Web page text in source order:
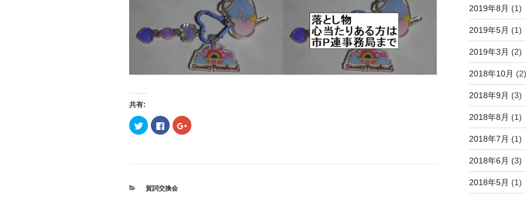
共有:
ク
リ
t
t
F
a
共
有
ク
リ
カ
賀詞交換会
2019年8月 (1)
2019年5月 (1)
2019年3月 (2)
2018年10月 (2)
2018年9月 (3)
2018年8月 (1)
2018年7月 (1)
2018年6月 (3)
2018年5月 (1)